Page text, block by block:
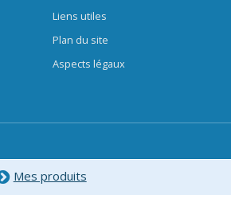
Liens utiles
Plan du site
Aspects légaux
Mes produits